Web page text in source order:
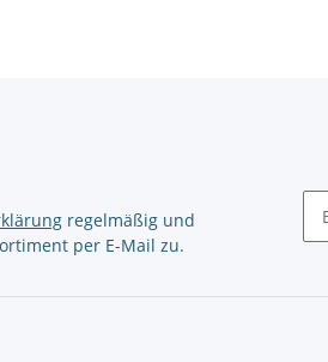
regelmäßig und
per E-Mail zu.